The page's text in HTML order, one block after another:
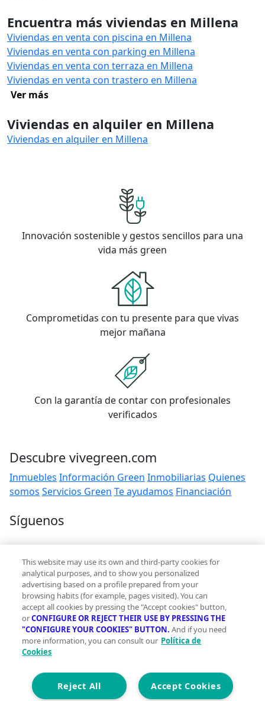
Encuentra más viviendas en Millena
Viviendas en venta con piscina en Millena
Viviendas en venta con parking en Millena
Viviendas en venta con terraza en Millena
Viviendas en venta con trastero en Millena
Ver más
Viviendas en alquiler en Millena
Viviendas en alquiler en Millena
Innovación sostenible y gestos sencillos para una
vida más green
Comprometidas con tu presente para que vivas
mejor mañana
Con la garantía de contar con profesionales
verificados
Descubre vivegreen.com
Inmuebles Información Green Inmobiliarias Quienes
somos Servicios Green Te ayudamos Financiación
Síguenos
Contacto
hola@vivegreen.com
Aviso Legal
Condiciones de uso
Politica de privacidad
Política de cookies
This website may use its own and third-party cookies for
analytical purposes, and to show you personalized
advertising based on a profile prepared from your
browsing habits (for example, pages visited). You can
accept all cookies by pressing the "Accept cookies" button,
orCONFIGURE OR REJECT THEIR USE BY PRESSING THE
"CONFIGURE YOUR COOKIES" BUTTON. And if you need
more information, you can consult our Política de
Cookies
Accept Cookies
Reject All